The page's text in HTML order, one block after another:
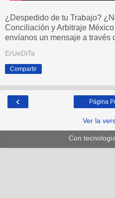
¿Despedido de tu Trabajo?
Conciliación y Arbitraje
envíanos un mensaje a través
ErUeDiTa
Compartir
‹ Página
Ver la
Con